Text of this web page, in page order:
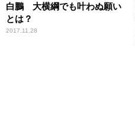
白鵬 大横綱でも叶わぬ願い
とは？
2017.11.28